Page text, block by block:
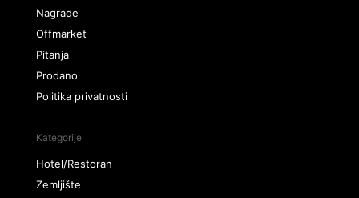
Nagrade
Offmarket
Pitanja
Prodano
Politika privatnosti
Kategorije
Hotel/Restoran
Zemljište